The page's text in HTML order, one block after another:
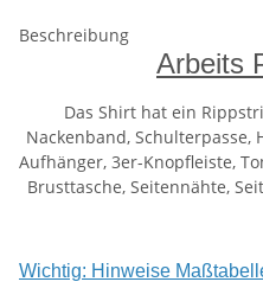
Beschreibung
Arbeits
Das Shirt hat ein
Nackenband,
Aufhänger, 3er-Knopfleiste,
Brusttasche, Seitennähte,
Wichtig: Hinweise